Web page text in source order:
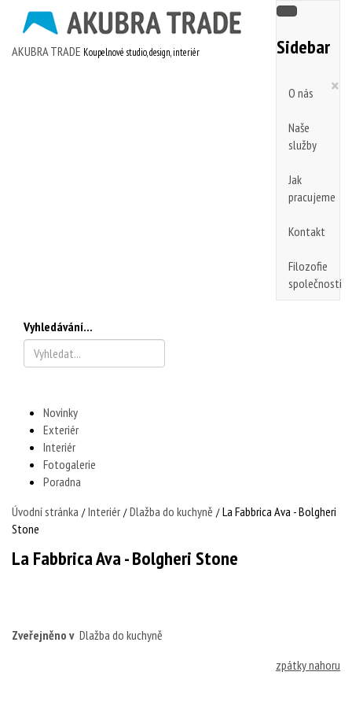
AKUBRA TRADE Koupelnové studio, design, interiér
Sidebar
×
O nás
Naše
služby
Jak
pracujeme
Kontakt
Filozofie
společnosti
Vyhledávání...
Novinky
Exteriér
Interiér
Fotogalerie
Poradna
Úvodní stránka / Interiér / Dlažba do kuchyně / La Fabbrica Ava - Bolgheri
Stone
La Fabbrica Ava - Bolgheri Stone
Zveřejněno v Dlažba do kuchyně
zpátky nahoru